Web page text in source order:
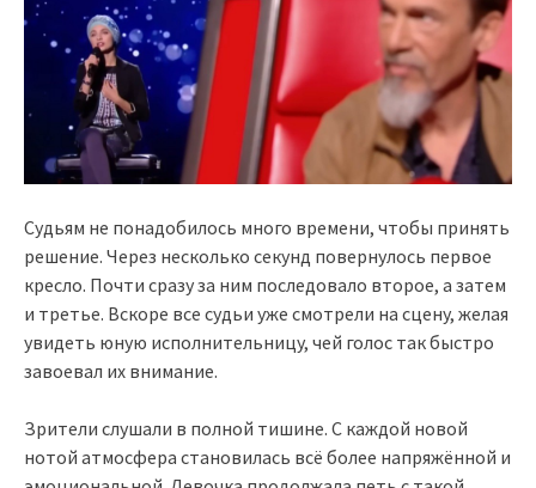
Судьям не понадобилось много времени, чтобы принять
решение. Через несколько секунд повернулось первое
кресло. Почти сразу за ним последовало второе, а затем
и третье. Вскоре все судьи уже смотрели на сцену, желая
увидеть юную исполнительницу, чей голос так быстро
завоевал их внимание.
Зрители слушали в полной тишине. С каждой новой
нотой атмосфера становилась всё более напряжённой и